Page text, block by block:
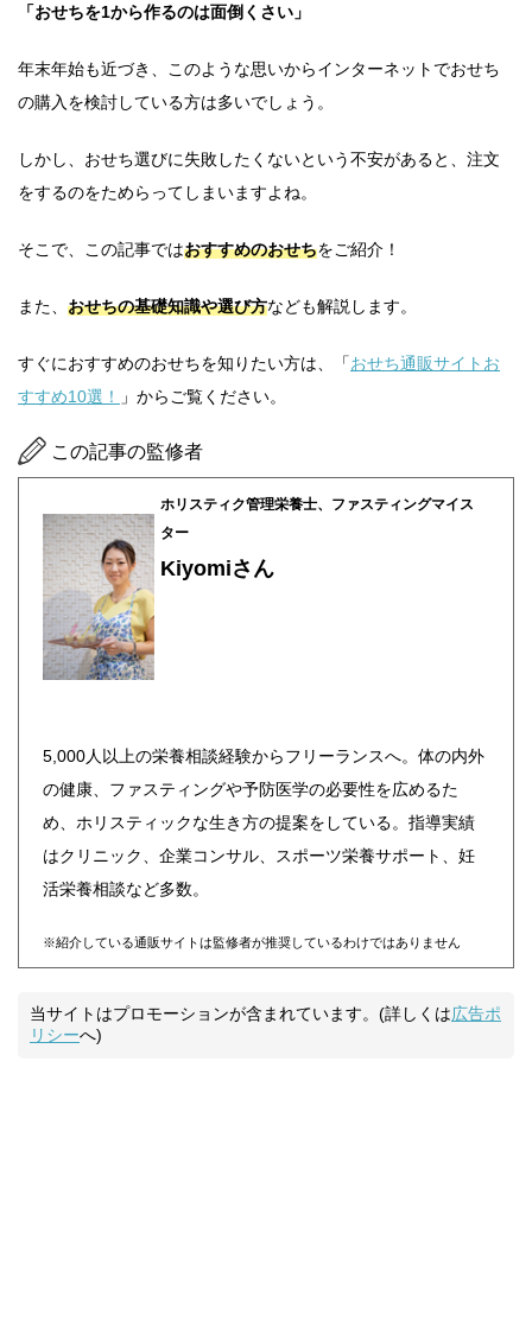
「おせちを1から作るのは面倒くさい」
年末年始も近づき、このような思いからインターネットでおせち
の購入を検討している方は多いでしょう。
しかし、おせち選びに失敗したくないという不安があると、注文
をするのをためらってしまいますよね。
そこで、この記事ではおすすめのおせちをご紹介！
また、 おせちの基礎知識や選び方なども解説します。
すぐにおすすめのおせちを知りたい方は、「おせち通販サイトお
すすめ10選！
」からご覧ください。
この記事の監修者
ホリスティク管理栄養士、ファスティングマイス
ター
Kiyomiさん
5,000人以上の栄養相談経験からフリーランスへ。体の内外
の健康、ファスティングや予防医学の必要性を広めるた
め、ホリスティックな生き方の提案をしている。指導実績
はクリニック、企業コンサル、スポーツ栄養サポート、妊
活栄養相談など多数。
※紹介している通販サイトは監修者が推奨しているわけではありません
当サイトはプロモーションが含まれています。(詳しくは広告ポ
リシーへ)